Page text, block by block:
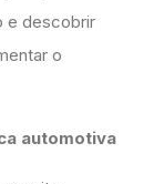
e descobrir
o
automotiva